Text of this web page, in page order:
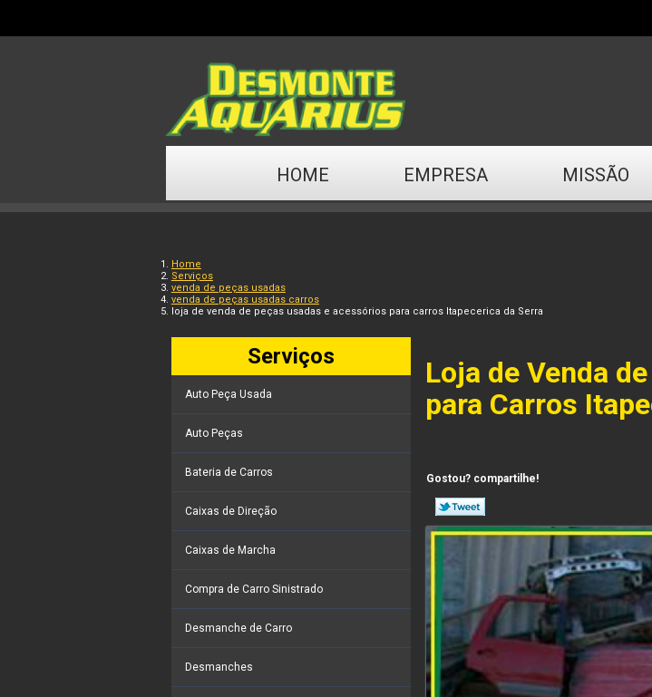
HOME EMPRESA MISSÃO
Home
Serviços
venda de peças usadas
venda de peças usadas carros
loja de venda de peças usadas e acessórios para carros Itapecerica da Serra
Serviços
Auto Peça Usada
Auto Peças
Bateria de Carros
Caixas de Direção
Caixas de Marcha
Compra de Carro Sinistrado
Desmanche de Carro
Desmanches
Loja de Venda
para Carros
Gostou? compartilhe!